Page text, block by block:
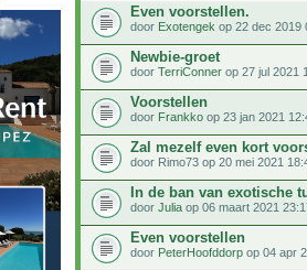
Even voorstellen.
door Exotengek op 22 dec 2019
Newbie-groet
door TerriConner op 27 jul 2021
Voorstellen
door Frankko op 23 jan 2021
Zal mezelf even kort
door Rimo73 op 20 mei 2021
In de ban van exotische
door Julia op 06 maart 2021
Even voorstellen
door PeterHoofddorp op 04 apr